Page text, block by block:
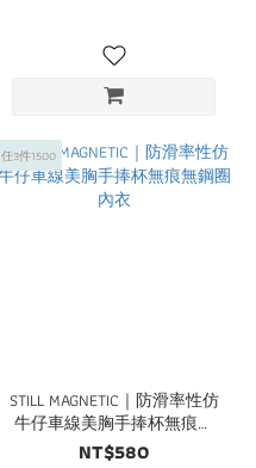
任3件1500
STILL MAGNETIC｜防滑率性仿
牛仔車線美胸手捧杯無痕無
鋼圈內衣
NT$580